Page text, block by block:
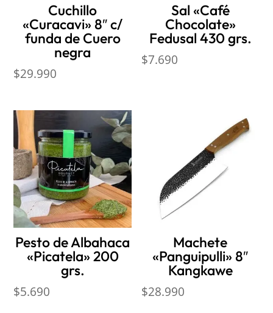
Cuchillo
«Curacavi» 8″ c/
funda de Cuero
negra
$29.990
Sal «Café
Chocolate»
Fedusal 430 grs.
$7.690
Pesto de Albahaca
«Picatela» 200
grs.
$5.690
Machete
«Panguipulli» 8″
Kangkawe
$28.990